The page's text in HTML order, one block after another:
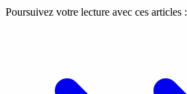
Poursuivez votre lecture avec ces articles :